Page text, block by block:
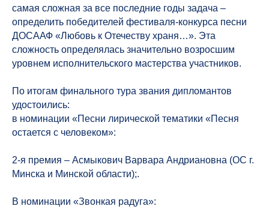
самая сложная за все последние годы задача –
определить победителей фестиваля-конкурса песни
ДОСААФ «Любовь к Отечеству храня…». Эта
сложность определялась значительно возросшим
уровнем исполнительского мастерства участников.
По итогам финального тура звания дипломантов
удостоились:
в номинации «Песни лирической тематики «Песня
остается с человеком»:
2-я премия – Асмыкович Варвара Андриановна (ОС г.
Минска и Минской области);.
В номинации «Звонкая радуга»: